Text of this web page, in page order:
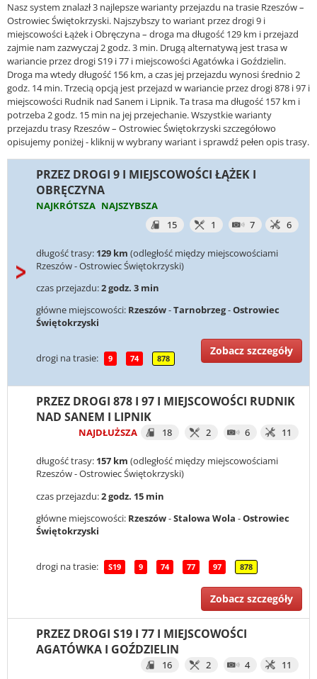
Nasz system znalazł 3 najlepsze warianty przejazdu na trasie Rzeszów –
Ostrowiec Świętokrzyski. Najszybszy to wariant przez drogi 9 i
miejscowości Łążek i Obręczyna – droga ma długość 129 km i przejazd
zajmie nam zazwyczaj 2 godz. 3 min. Drugą alternatywą jest trasa w
wariancie przez drogi S19 i 77 i miejscowości Agatówka i Goździelin.
Droga ma wtedy długość 156 km, a czas jej przejazdu wynosi średnio 2
godz. 14 min. Trzecią opcją jest przejazd w wariancie przez drogi 878 i 97 i
miejscowości Rudnik nad Sanem i Lipnik. Ta trasa ma długość 157 km i
potrzeba 2 godz. 15 min na jej przejechanie. Wszystkie warianty
przejazdu trasy Rzeszów – Ostrowiec Świętokrzyski szczegółowo
opisujemy poniżej - kliknij w wybrany wariant i sprawdź pełen opis trasy.
PRZEZ DROGI 9 I MIEJSCOWOŚCI ŁĄŻEK I
OBRĘCZYNA
NAJKRÓTSZA NAJSZYBSZA
15
1 7 6
długość trasy: 129 km (odległość między miejscowościami
Rzeszów - Ostrowiec Świętokrzyski)
czas przejazdu:2 godz. 3 min
główne miejscowości: Rzeszów-Tarnobrzeg-Ostrowiec
Świętokrzyski
drogi na trasie: 9 74 878
Zobacz szczegóły
PRZEZ DROGI 878 I 97 I MIEJSCOWOŚCI RUDNIK
NAD SANEM I LIPNIK
NAJDŁUŻSZA 18 2 6 11
długość trasy: 157 km (odległość między miejscowościami
Rzeszów - Ostrowiec Świętokrzyski)
czas przejazdu:2 godz. 15 min
główne miejscowości: Rzeszów-Stalowa Wola -Ostrowiec
Świętokrzyski
drogi na trasie: S19 9 74 77 97 878
Zobacz szczegóły
PRZEZ DROGI S19 I 77 I MIEJSCOWOŚCI
AGATÓWKA I GOŹDZIELIN
16 2 4 11